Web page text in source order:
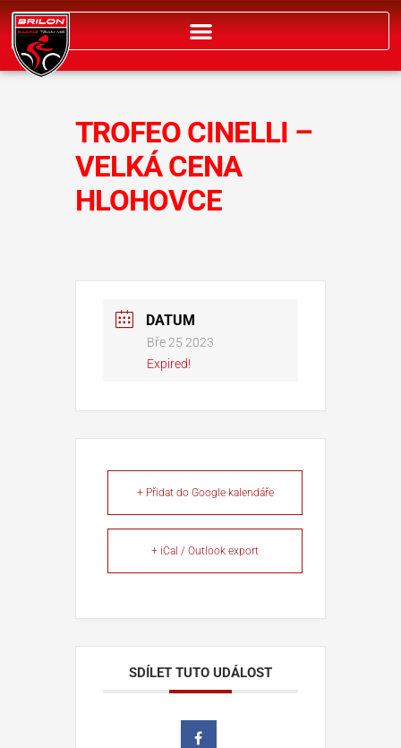
Přeskočit
na
obsah
TROFEO CINELLI –
VELKÁ CENA
HLOHOVCE
DATUM
Bře 25 2023
Expired!
+ Přidat do Google kalendáře
+ iCal / Outlook export
SDÍLET TUTO UDÁLOST